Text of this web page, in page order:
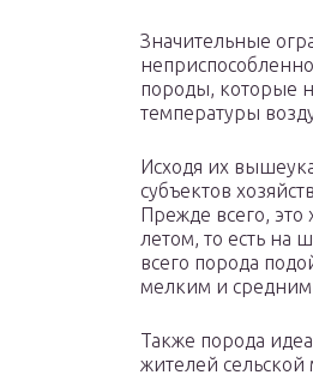
Значительные
породы, которые
температуры
Исходя их
субъектов
Прежде всего, это
летом, то есть на
всего порода
мелким и
Также порода
жителей сельской